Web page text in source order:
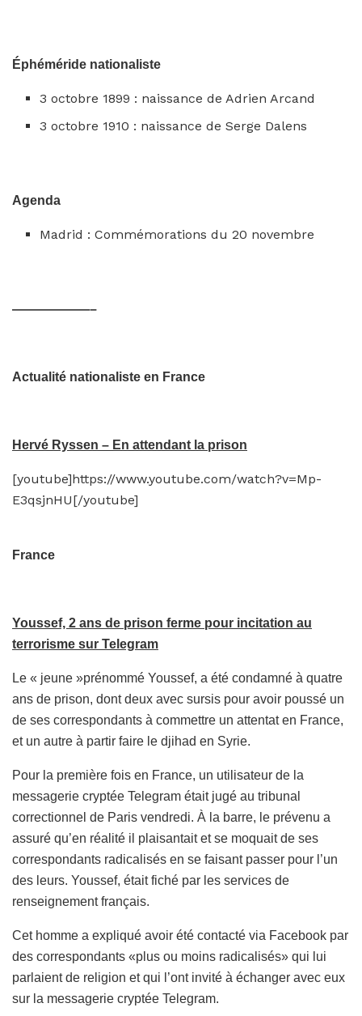
Éphéméride nationaliste
3 octobre 1899 : naissance de Adrien Arcand
3 octobre 1910 : naissance de Serge Dalens
Agenda
Madrid : Commémorations du 20 novembre
——————–
Actualité nationaliste en France
Hervé Ryssen – En attendant la prison
[youtube]https://www.youtube.com/watch?v=Mp-
E3qsjnHU[/youtube]
France
Youssef, 2 ans de prison ferme pour incitation au
terrorisme sur Telegram
Le « jeune »prénommé Youssef, a été condamné à quatre
ans de prison, dont deux avec sursis pour avoir poussé un
de ses correspondants à commettre un attentat en France,
et un autre à partir faire le djihad en Syrie.
Pour la première fois en France, un utilisateur de la
messagerie cryptée Telegram était jugé au tribunal
correctionnel de Paris vendredi. À la barre, le prévenu a
assuré qu’en réalité il plaisantait et se moquait de ses
correspondants radicalisés en se faisant passer pour l’un
des leurs. Youssef, était fiché par les services de
renseignement français.
Cet homme a expliqué avoir été contacté via Facebook par
des correspondants «plus ou moins radicalisés» qui lui
parlaient de religion et qui l’ont invité à échanger avec eux
sur la messagerie cryptée Telegram.